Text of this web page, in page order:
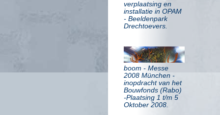
verplaatsing en
installatie in OPAM
- Beeldenpark
Drechtoevers.
boom - Messe
2008 München -
inopdracht van het
Bouwfonds (Rabo)
-Plaatsing 1 t/m 5
Oktober 2008.